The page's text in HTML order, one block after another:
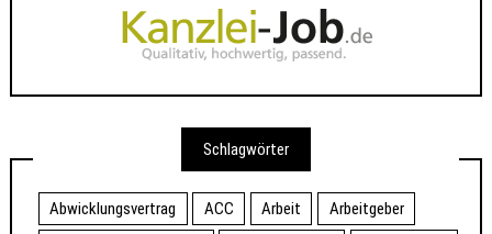
Schlagwörter
Abwicklungsvertrag ACC Arbeit
Arbeitgeber